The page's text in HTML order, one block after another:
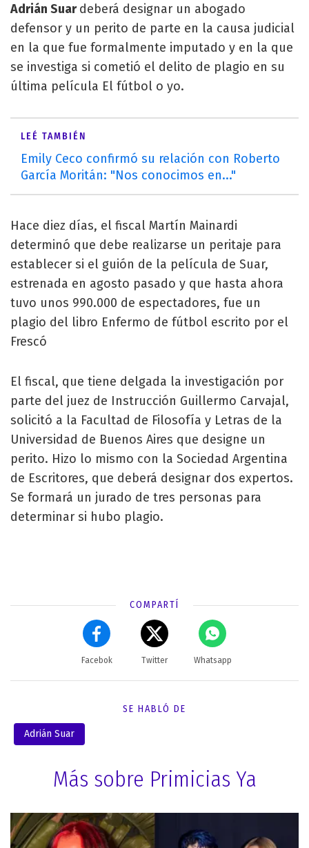
Adrián Suardeberá designar un abogado
defensor y un perito de parte en la causa judicial
en la que fue formalmente imputado y en la que
se investiga si cometió el delito de plagio en su
última película El fútbol o yo.
LEÉ TAMBIÉN
Emily Ceco confirmó su relación con Roberto
García Moritán: "Nos conocimos en..."
Hace diez días, el fiscal Martín Mainardi
determinó que debe realizarse un peritaje para
establecer si el guión de la película de Suar,
estrenada en agosto pasado y que hasta ahora
tuvo unos 990.000 de espectadores, fue un
plagio del libro Enfermo de fútbol escrito por el
Frescó
El fiscal, que tiene delgada la investigación por
parte del juez de Instrucción Guillermo Carvajal,
solicitó a la Facultad de Filosofía y Letras de la
Universidad de Buenos Aires que designe un
perito. Hizo lo mismo con la Sociedad Argentina
de Escritores, que deberá designar dos expertos.
Se formará un jurado de tres personas para
determinar si hubo plagio.
COMPARTÍ
Facebok Twitter Whatsapp
SE HABLÓ DE
Adrián Suar
Más sobre Primicias Ya